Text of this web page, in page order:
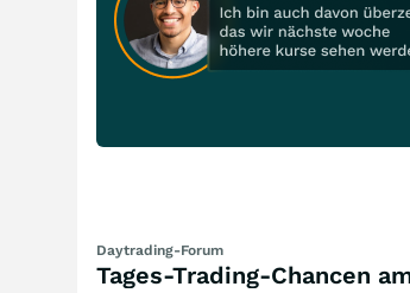
Daytrading-Forum
Tages-Trading-Chancen